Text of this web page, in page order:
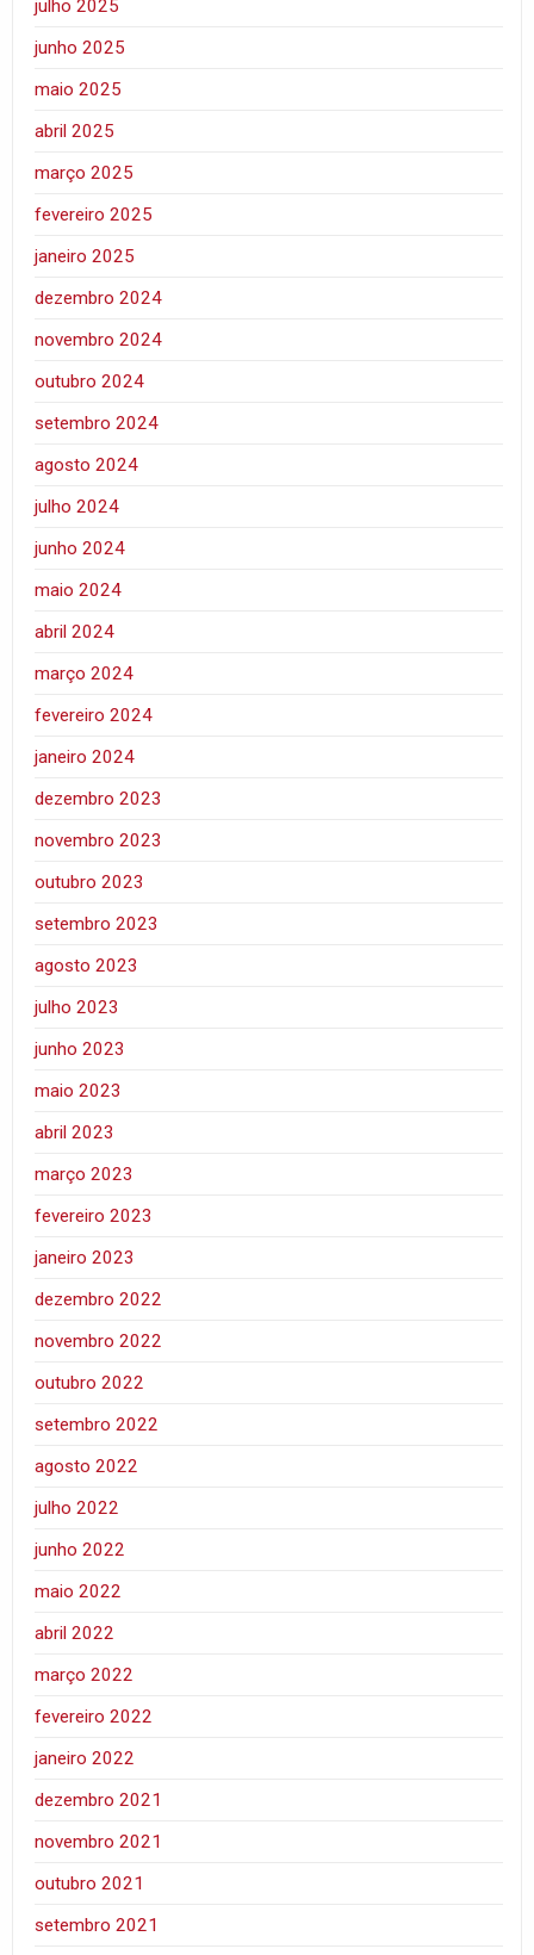
julho 2025
junho 2025
maio 2025
abril 2025
março 2025
fevereiro 2025
janeiro 2025
dezembro 2024
novembro 2024
outubro 2024
setembro 2024
agosto 2024
julho 2024
junho 2024
maio 2024
abril 2024
março 2024
fevereiro 2024
janeiro 2024
dezembro 2023
novembro 2023
outubro 2023
setembro 2023
agosto 2023
julho 2023
junho 2023
maio 2023
abril 2023
março 2023
fevereiro 2023
janeiro 2023
dezembro 2022
novembro 2022
outubro 2022
setembro 2022
agosto 2022
julho 2022
junho 2022
maio 2022
abril 2022
março 2022
fevereiro 2022
janeiro 2022
dezembro 2021
novembro 2021
outubro 2021
setembro 2021